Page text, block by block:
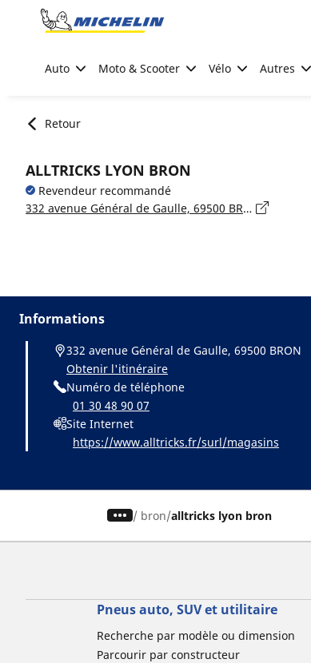
Go to page content
Auto Moto & Scooter Vélo Autres
Retour
ALLTRICKS LYON BRON
Revendeur recommandé
332 avenue Général de Gaulle, 69500 BRON
Informations
332 avenue Général de Gaulle, 69500 BRON
Obtenir l'itinéraire
Numéro de téléphone
01 30 48 90 07
Site Internet
https://www.alltricks.fr/surl/magasins
/ bron alltricks lyon bron
Pneus auto, SUV et utilitaire
Recherche par modèle ou dimension
Parcourir par constructeur